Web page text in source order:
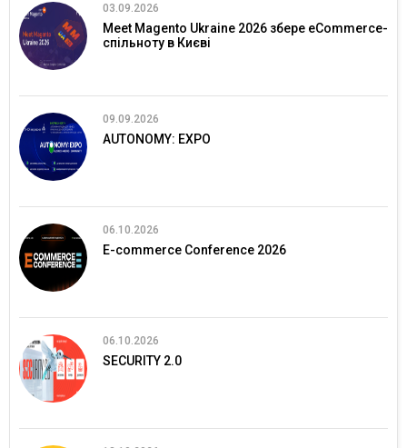
03.09.2026
Meet Magento Ukraine 2026 збере eCommerce-
спільноту в Києві
09.09.2026
AUTONOMY: EXPO
06.10.2026
E-commerce Conference 2026
06.10.2026
SECURITY 2.0